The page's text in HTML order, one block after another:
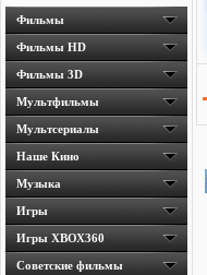
Фильмы
Фильмы HD
Фильмы 3D
Мультфильмы
Мультсериалы
Наше Кино
Музыка
Игры
Игры ХВОХ360
Cоветские фильмы